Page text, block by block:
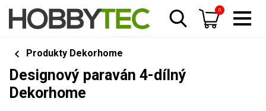
0
Produkty Dekorhome
Designový paraván 4-dílný
Dekorhome